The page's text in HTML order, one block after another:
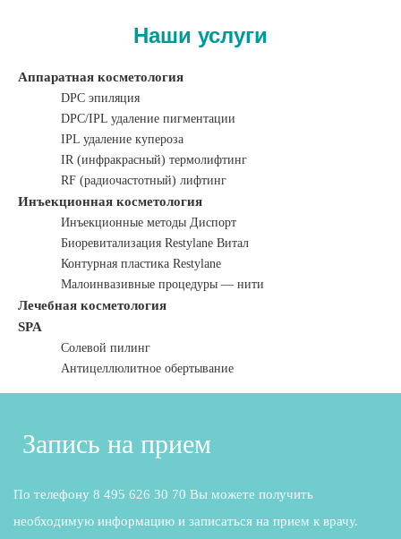
Наши услуги
Аппаратная косметология
DPC эпиляция
DPC/IPL удаление пигментации
IPL удаление купероза
IR (инфракрасный) термолифтинг
RF (радиочастотный) лифтинг
Инъекционная косметология
Инъекционные методы Диспорт
Биоревитализация Restylane Витал
Контурная пластика Restylane
Малоинвазивные процедуры — нити
Лечебная косметология
SPA
Солевой пилинг
Антицеллюлитное обертывание
Запись на прием
По телефону 8 495 626 30 70 Вы можете получить
необходимую информацию и записаться на прием к врачу.